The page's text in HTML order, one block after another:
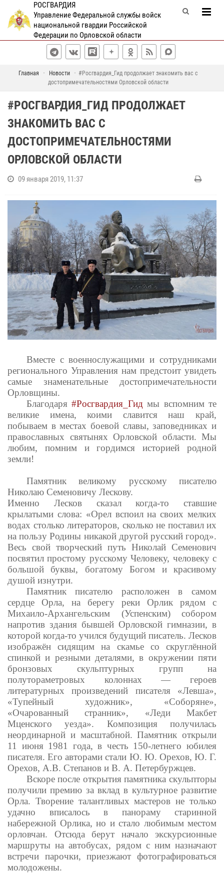
РОСГВАРДИЯ
Управление Федеральной службы войск
национальной гвардии Российской
Федерации по Орловской области
Главная Новости
#Росгвардия_Гид продолжает знакомить вас с
достопримечательностями Орловской области
#РОСГВАРДИЯ_ГИД ПРОДОЛЖАЕТ
ЗНАКОМИТЬ ВАС С
ДОСТОПРИМЕЧАТЕЛЬНОСТЯМИ
ОРЛОВСКОЙ ОБЛАСТИ
09 января 2019, 11:37
Вместе с военнослужащими и сотрудниками
регионального Управления нам предстоит увидеть
самые знаменательные достопримечательности
Орловщины.
Благодаря#Росгвардия_Гид мы вспомним те
великие имена, коими славится наш край,
побываем в местах боевой славы, заповедниках и
православных святынях Орловской области. Мы
любим, помним и гордимся историей родной
земли!
Памятник великому русскому писателю
Николаю Семеновичу Лескову.
Именно Лесков сказал когда-то ставшие
крылатыми слова: «Орел вспоил на своих мелких
водах столько литераторов, сколько не поставил их
на пользу Родины никакой другой русский город».
Весь свой творческий путь Николай Семенович
посвятил простому русскому Человеку, человеку с
большой буквы, богатому Богом и красивому
душой изнутри.
Памятник писателю расположен в самом
сердце Орла, на берегу реки Орлик рядом с
Михаило-Архангельским (Успенским) собором
напротив здания бывшей Орловской гимназии, в
которой когда-то учился будущий писатель. Лесков
изображён сидящим на скамье со скруглённой
спинкой и резными деталями, в окружении пяти
бронзовых скульптурных групп на
полутораметровых колоннах — героев
литературных произведений писателя «Левша»,
«Тупейный художник», «Соборяне»,
«Очарованный странник», «Леди Макбет
Мценского уезда». Композиция получилась
неординарной и масштабной. Памятник открыли
11 июня 1981 года, в честь 150-летнего юбилея
писателя. Его авторами стали Ю. Ю. Орехов, Ю. Г.
Орехов, А.В. Степанов и В. А. Петербуржцев.
Вскоре после открытия памятника скульпторы
получили премию за вклад в культурное развитие
Орла. Творение талантливых мастеров не только
удачно вписалось в панораму старинной
набережной Орлика, но и стало любимым местом
орловчан. Отсюда берут начало экскурсионные
маршруты на автобусах, рядом с ним назначают
встречи парочки, приезжают фотографироваться
молодожены.